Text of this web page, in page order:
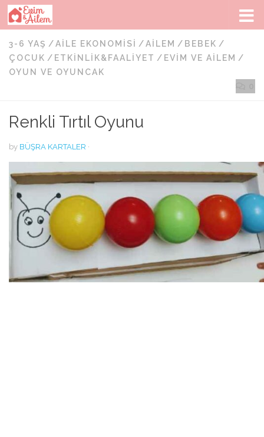
Skip to content
3-6 YAŞ /AILE EKONOMISI /AILEM / BEBEK /
ÇOCUK / ETKINLIK&FAALIYET / EVIM VE AILEM /
OYUN VE OYUNCAK
Renkli Tırtıl Oyunu
by BÜŞRA KARTALER ·